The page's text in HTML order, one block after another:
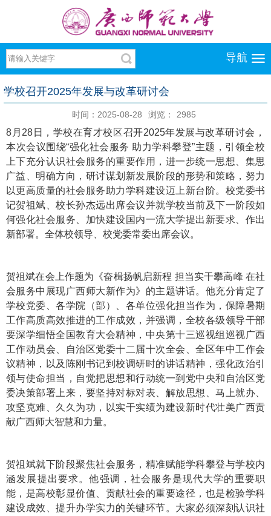
导航
学校召开2025年发展与改革研讨会
时间：2025-08-28 浏览： 2985
8月28日，学校在育才校区召开2025年发展与改革研讨会，
本次会议围绕“强化社会服务 助力学科攀登”主题，引领全校
上下充分认识社会服务的重要作用，进一步统一思想、集思
广益、明确方向，研讨谋划新发展阶段的形势和策略，努力
以更高质量的社会服务助力学科建设迈上新台阶。校党委书
记贺祖斌、校长孙杰远出席会议并就学校当前及下一阶段如
何强化社会服务、加快建设国内一流大学提出新要求、作出
新部署。全体校领导、校党委常委出席会议。
贺祖斌在会上作题为《奋楫扬帆启新程 担当实干攀高峰 在社
会服务中展现广西师大新作为》的主题讲话。他充分肯定了
学校党委、各学院（部）、各单位强化担当作为，保障暑期
工作高质高效推进的工作成效，并强调，全校各级领导干部
要深学细悟全国教育大会精神，中央第十三巡视组巡视广西
工作动员会、自治区党委十二届十次全会、全区年中工作会
议精神，以及陈刚书记到校调研时的讲话精神，强化政治引
领与使命担当，自觉把思想和行动统一到党中央和自治区党
委决策部署上来，要坚持对标对表、解放思想、马上就办、
攻坚克难、久久为功，以实干实绩为建设新时代壮美广西贡
献广西师大智慧和力量。
贺祖斌就下阶段聚焦社会服务，精准赋能学科攀登与学校内
涵发展提出要求。他强调，社会服务是现代大学的重要职
能，是高校彰显价值、贡献社会的重要途径，也是检验学科
建设成效、提升办学实力的关键环节。大家必须深刻认识社